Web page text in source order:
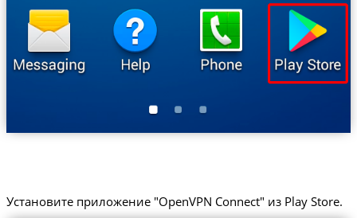
Установите приложение "OpenVPN Connect" из Play Store.